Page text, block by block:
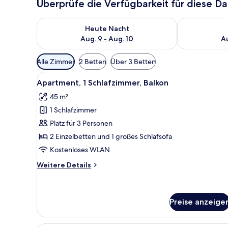
Überprüfe die Verfügbarkeit für diese
Heute Nacht
Aug. 9 - Aug. 10
Überprüfe die Verfügbarkeit für heute Nacht, Aug. 9
Überprüfe
Verfügbare
Filter
für
Zimmer
Alle Zimmer 2 Betten Über 3 Betten
Alle
Fotos
für
Apartment,
1
Schlafzimmer,
Balkon
Ein Balkon mit weißen
16
Apartment, 1 Schlafzimmer, Balkon
45 m²
1 Schlafzimmer
Platz für 3 Personen
2 Einzelbetten und 1 großes Schlafsofa
Kostenloses WLAN
Weitere Details
Weitere
Schlafzimmer,
Balkon
Preise